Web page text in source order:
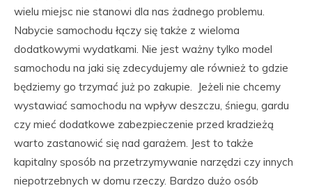
wielu miejsc nie stanowi dla nas żadnego problemu.
Nabycie samochodu łączy się także z wieloma
dodatkowymi wydatkami. Nie jest ważny tylko model
samochodu na jaki się zdecydujemy ale również to gdzie
będziemy go trzymać już po zakupie. Jeżeli nie chcemy
wystawiać samochodu na wpływ deszczu, śniegu, gardu
czy mieć dodatkowe zabezpieczenie przed kradzieżą
warto zastanowić się nad garażem. Jest to także
kapitalny sposób na przetrzymywanie narzędzi czy innych
niepotrzebnych w domu rzeczy. Bardzo dużo osób